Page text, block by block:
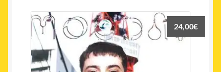
24,00€